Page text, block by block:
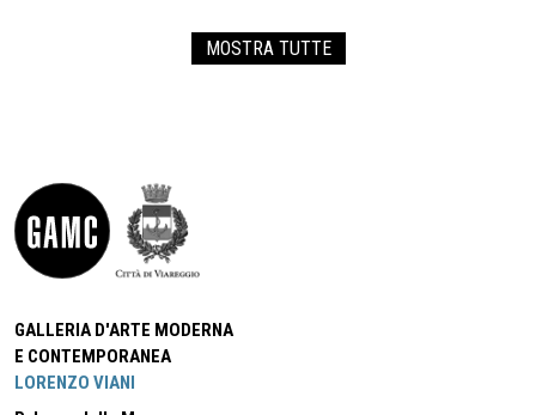
MOSTRA TUTTE
GALLERIA D'ARTE MODERNA
E CONTEMPORANEA
LORENZO VIANI